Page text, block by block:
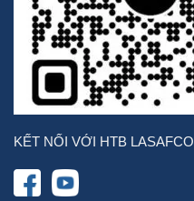
KẾT NỐI VỚI HTB LASAFCO